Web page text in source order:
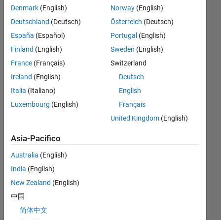
Please
login
endorse
this
person
skill
No
Denmark (English)
Deutschland (Deutsch)
España (Español)
Finland (English)
France (Français)
Ireland (English)
Italia (Italiano)
Luxembourg (English)
Norway(English)
Österreich (Deutsch)
Portugal (English)
Sweden (English)
Switzerland
Deutsch
English
Français
United Kingdom(English)
Asia-Pacifico
Australia (English)
India (English)
New Zealand (English)
中国
简体中文